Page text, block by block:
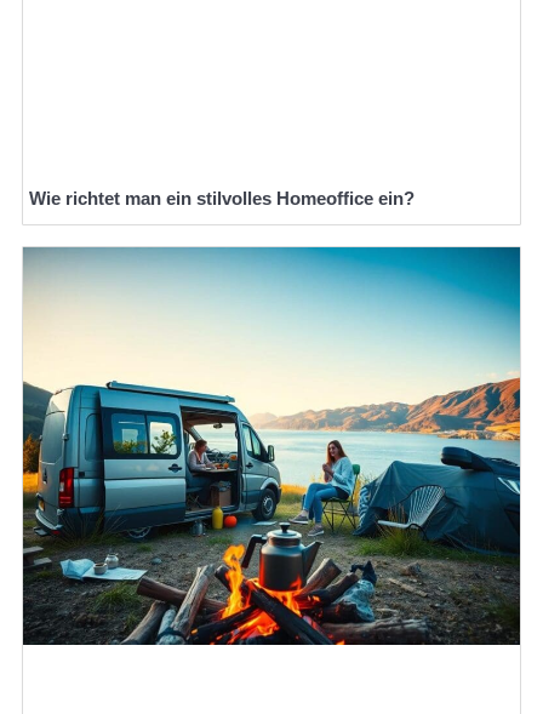
Wie richtet man ein stilvolles Homeoffice ein?